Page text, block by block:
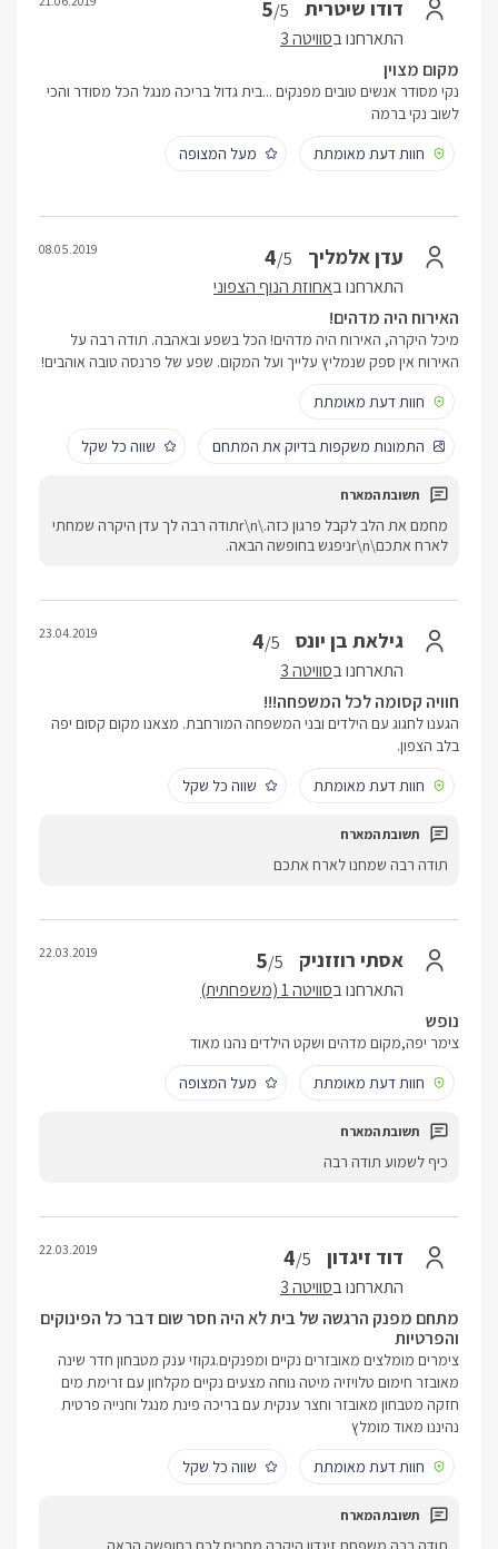
דודו שיטרית 5/5
התארחנו בסוויטה 3
מקום מצוין
נקי מסודר אנשים טובים מפנקים ...בית גדול בריכה מנגל הכל מסודר והכי
לשוב נקי ברמה
חוות דעת מאומתת
מעל המצופה
עדן אלמליך 4/5
התארחנו באחוזת הנוף הצפוני
08.05.2019
האירוח היה מדהים!
מיכל היקרה, האירוח היה מדהים! הכל בשפע ובאהבה. תודה רבה על
האירוח אין ספק שנמליץ עלייך ועל המקום. שפע של פרנסה טובה אוהבים!
חוות דעת מאומתת
התמונות משקפות בדיוק את המתחם שווה כל שקל
מחמם את הלב לקבל פרגון כזה.\r\nתודה רבה לך עדן היקרה שמחתי
לארח אתכם\r\nניפגש בחופשה הבאה.
גילאת בן יונס 4/5
התארחנו בסוויטה 3
23.04.2019
חוויה קסומה לכל המשפחה!!!
הגענו לחגוג עם הילדים ובני המשפחה המורחבת. מצאנו מקום קסום יפה
בלב הצפון.
חוות דעת מאומתת
שווה כל שקל
תודה רבה שמחנו לארח אתכם
אסתי רוזזניק 5/5
התארחנו בסוויטה 1 (משפחתית)
22.03.2019
נופש
צימר יפה,מקום מדהים ושקט הילדים נהנו מאוד
חוות דעת מאומתת
מעל המצופה
כיף לשמוע תודה רבה
דוד זיגדון 4/5
התארחנו בסוויטה 3
22.03.2019
מתחם מפנק הרגשה של בית לא היה חסר שום דבר כל הפינוקים
והפרטיות
צימרים מומלצים מאובזרים נקיים ומפנקים.גקוזי ענק מטבחון חדר שינה
מאובזר חימום טלויזיה מיטה נוחה מצעים נקיים מקלחון עם זרימת מים
חזקה מטבחון מאובזר וחצר ענקית עם בריכה פינת מנגל וחנייה פרטית
נהיננו מאוד מומלץ
חוות דעת מאומתת
שווה כל שקל